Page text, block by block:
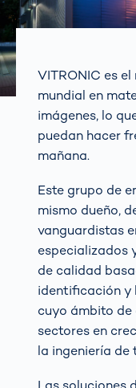
VITRONIC es
mundial en
imágenes, lo
puedan hacer
mañana.
Este grupo de
mismo dueño,
vanguardistas
especializados
de calidad
identificación y
cuyo ámbito
sectores en
la ingeniería de